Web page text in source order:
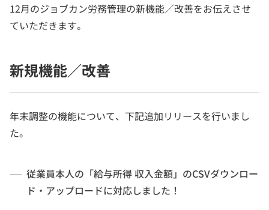
12月のジョブカン労務管理の新機能／改善をお伝えさせ
ていただきます。
新規機能／改善
年末調整の機能について、下記追加リリースを行いまし
た。
従業員本人の「給与所得 収入金額」のCSVダウンロー
ド・アップロードに対応しました！